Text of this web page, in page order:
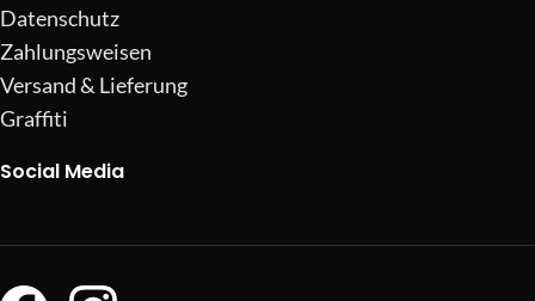
Datenschutz
Zahlungsweisen
Versand & Lieferung
Graffiti
Social Media